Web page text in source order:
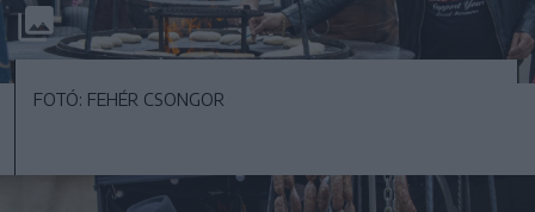
FOTÓ: FEHÉR CSONGOR